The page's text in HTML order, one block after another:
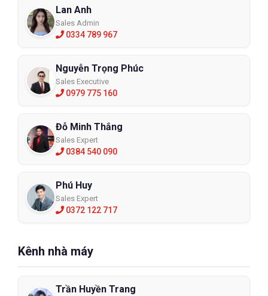
Lan Anh
Sales Admin
0334 789 967
Nguyễn Trọng Phúc
Sales Executive
0979 775 160
Đỗ Minh Thắng
Sales Expert
0384 540 090
Phú Huy
Sales Expert
0372 122 717
Kênh nhà máy
Trần Huyền Trang